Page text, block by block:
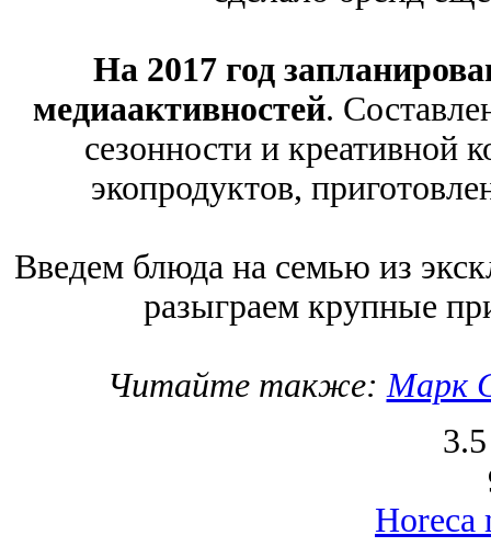
На 2017 год
медиаактивностей.
сезонности и
экопродуктов,
Введем блюда на семью из
разыграем крупные
Читайте также: Марк
Horeca